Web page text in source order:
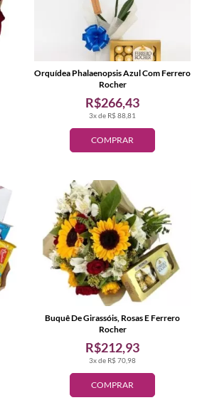
COMPRAR
3x de R$ 88,81
R$266,43
Orquídea Phalaenopsis Azul Com Ferrero
Rocher
COMPRAR
3x de R$ 70,98
R$212,93
Buquê De Girassóis, Rosas E Ferrero
Rocher